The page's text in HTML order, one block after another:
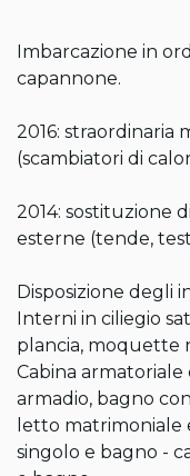
Imbarcazione in
capannone.
2016: straordinaria
(scambiatori di
2014: sostituzione
esterne (tende,
Disposizione degli
Interni in ciliegio
plancia, moquette
Cabina
armadio, bagno
letto matrimoniale
singolo e bagno -